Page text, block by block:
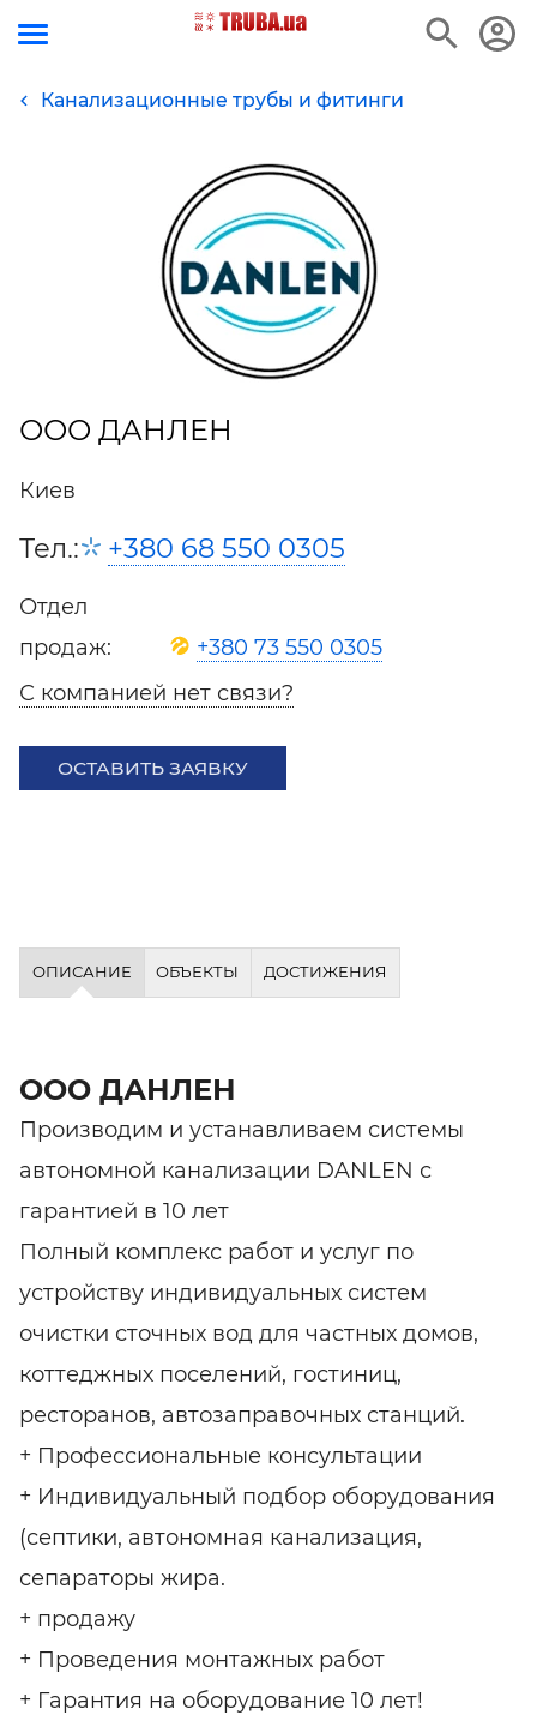
Канализационные трубы и фитинги
ООО ДАНЛЕН
Киев
Тел.: +380 68 550 0305
Отдел
продаж:
+380 73 550 0305
С компанией нет связи?
ОСТАВИТЬ ЗАЯВКУ
ОПИСАНИЕ ОБЪЕКТЫ ДОСТИЖЕНИЯ
ООО ДАНЛЕН
Производим и устанавливаем системы
автономной канализации DANLEN с
гарантией в 10 лет
Полный комплекс работ и услуг по
устройству индивидуальных систем
очистки сточных вод для частных домов,
коттеджных поселений, гостиниц,
ресторанов, автозаправочных станций.
+ Профессиональные консультации
+ Индивидуальный подбор оборудования
(септики, автономная канализация,
сепараторы жира.
+ продажу
+ Проведения монтажных работ
+ Гарантия на оборудование 10 лет!